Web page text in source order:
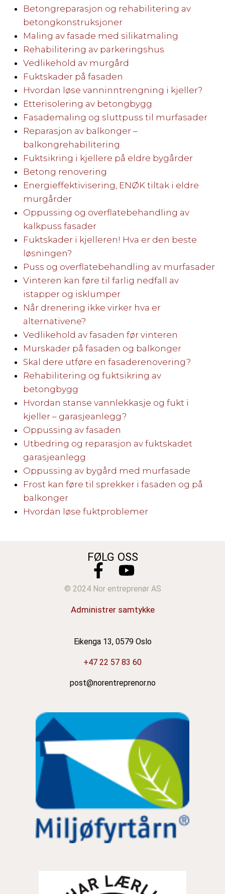
Betongreparasjon og rehabilitering av
betongkonstruksjoner
Maling av fasade med silikatmaling
Rehabilitering av parkeringshus
Vedlikehold av murgård
Fuktskader på fasaden
Hvordan løse vanninntrengning i kjeller?
Etterisolering av betongbygg
Fasademaling og sluttpuss til murfasader
Reparasjon av balkonger –
balkongrehabilitering
Fuktsikring i kjellere på eldre bygårder
Betong renovering
Energieffektivisering, ENØK tiltak i eldre
murgårder
Oppussing og overflatebehandling av
kalkpuss fasader
Fuktskader i kjelleren! Hva er den beste
løsningen?
Puss og overflatebehandling av murfasader
Vinteren kan føre til farlig nedfall av
istapper og isklumper
Når drenering ikke virker hva er
alternativene?
Vedlikehold av fasaden før vinteren
Murskader på fasaden og balkonger
Skal dere utføre en fasaderenovering?
Rehabilitering og fuktsikring av
betongbygg
Hvordan stanse vannlekkasje og fukt i
kjeller – garasjeanlegg?
Oppussing av fasaden
Utbedring og reparasjon av fuktskadet
garasjeanlegg
Oppussing av bygård med murfasade
Frost kan føre til sprekker i fasaden og på
balkonger
Hvordan løse fuktproblemer
FØLG OSS
© 2024 Nor entreprenør AS
Administrer samtykke
Eikenga 13, 0579 Oslo
+47 22 57 83 60
post@norentreprenor.no